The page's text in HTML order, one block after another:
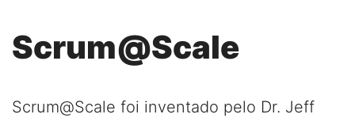
Scrum@Scale
Scrum@Scale foi inventado pelo Dr. Jeff